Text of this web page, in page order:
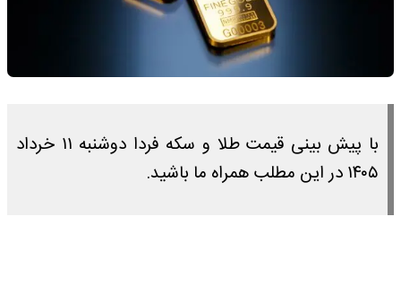
با پیش بینی قیمت طلا و سکه فردا دوشنبه ۱۱ خرداد
۱۴۰۵ در این مطلب همراه ما باشید.